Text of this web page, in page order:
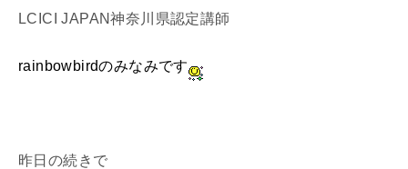
LCICI JAPAN神奈川県認定講師
rainbowbirdのみなみです
昨日の続きで